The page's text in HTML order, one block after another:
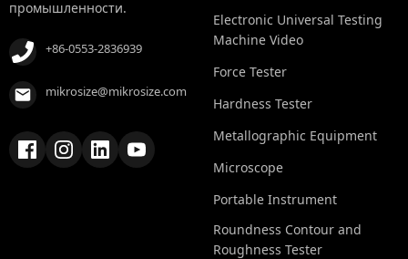
промышленности.
+86-0553-2836939
mikrosize@mikrosize.com
Electronic Universal Testing
Machine Video
Force Tester
Hardness Tester
Metallographic Equipment
Microscope
Portable Instrument
Roundness Contour and
Roughness Tester